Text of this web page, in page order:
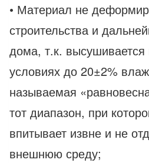
• Материал не
строительства и
дома, т.к.
условиях до 20±2%
называемая
тот диапазон, при
впитывает извне и не
внешнюю среду;